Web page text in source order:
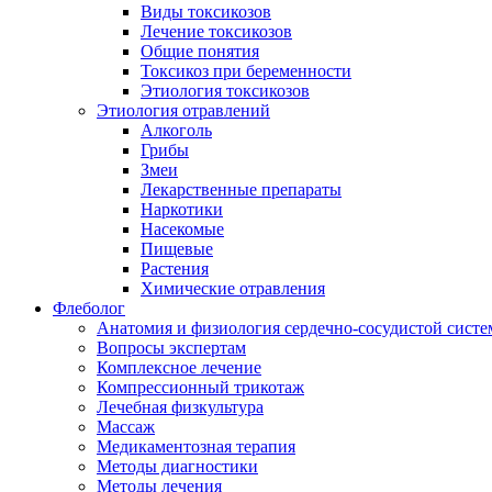
Виды токсикозов
Лечение токсикозов
Общие понятия
Токсикоз при беременности
Этиология токсикозов
Этиология отравлений
Алкоголь
Грибы
Змеи
Лекарственные препараты
Наркотики
Насекомые
Пищевые
Растения
Химические отравления
Флеболог
Анатомия и физиология сердечно-сосудистой
Вопросы экспертам
Комплексное лечение
Компрессионный трикотаж
Лечебная физкультура
Массаж
Медикаментозная терапия
Методы диагностики
Методы лечения